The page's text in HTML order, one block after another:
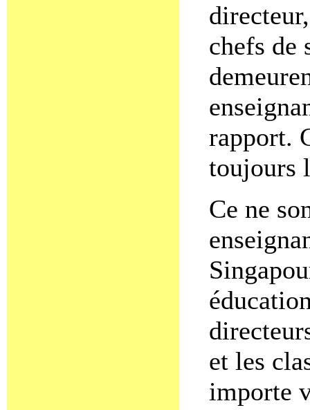
chefs de
rapport.
toujours
Ce ne
et les
importe